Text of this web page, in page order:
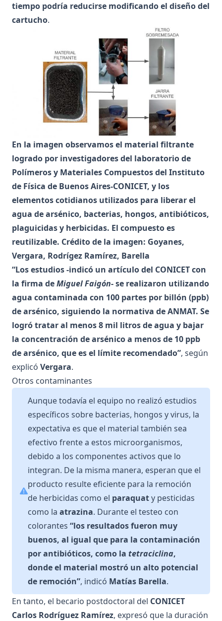
tiempo podría reducirse modificando el diseño del
cartucho.
En la imagen observamos el material filtrante
logrado por investigadores del laboratorio de
Polímeros y Materiales Compuestos del Instituto
de Física de Buenos Aires-CONICET, y los
elementos cotidianos utilizados para liberar el
agua de arsénico, bacterias, hongos, antibióticos,
plaguicidas y herbicidas. El compuesto es
reutilizable. Crédito de la imagen: Goyanes,
Vergara, Rodrígez Ramírez, Barella
“Los estudios -indicó un artículo del CONICET con
la firma deMiguel Faigón- se realizaron utilizando
agua contaminada con 100 partes por billón (ppb)
de arsénico, siguiendo la normativa de ANMAT. Se
logró tratar al menos 8 mil litros de agua y bajar
la concentración de arsénico a menos de 10 ppb
de arsénico, que es el límite recomendado”, según
explicó Vergara.
Otros contaminantes
Aunque todavía el equipo no realizó estudios
específicos sobre bacterias, hongos y virus, la
expectativa es que el material también sea
efectivo frente a estos microorganismos,
debido a los componentes activos que lo
integran. De la misma manera, esperan que el
producto resulte eficiente para la remoción
de herbicidas como el paraquaty pesticidas
como la atrazina. Durante el testeo con
colorantes “los resultados fueron muy
buenos, al igual que para la contaminación
por antibióticos, como la tetraciclina,
donde el material mostró un alto potencial
de remoción”, indicó Matías Barella.
En tanto, el becario postdoctoral del CONICET
Carlos Rodríguez Ramírez, expresó que la duración